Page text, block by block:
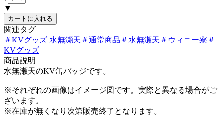
▼
カートに入れる
関連タグ
＃KVグッズ 水無瀬天 ＃通常商品 ＃ 水無瀬天 ＃ ウィニー寮 ＃
KVグッズ
商品説明
水無瀬天のKV缶バッジです。
※それぞれの画像はイメージ図です。実際と異なる場合がご
ざいます。
※在庫が無くなり次第販売終了となります。